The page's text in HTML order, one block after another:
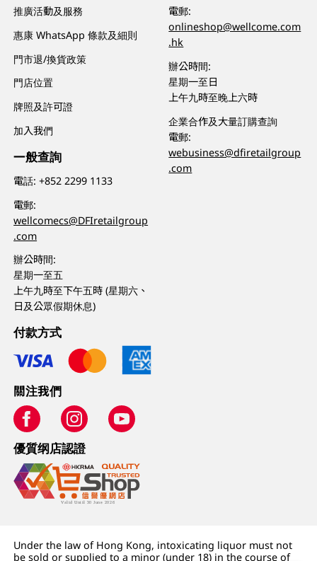
推廣活動及服務
惠康 WhatsApp 條款及細則
門市退/換貨政策
門店位置
牌照及許可證
加入我們
一般查詢
電話:+852 2299 1133
電郵:
wellcomecs@DFIretailgroup
.com
辦公時間:
星期一至五
上午九時至下午五時 (星期六、
日及公眾假期休息)
電郵:
onlineshop@wellcome.com
.hk
辦公時間:
星期一至日
上午九時至晚上六時
企業合作及大量訂購查詢
電郵:
webusiness@dfiretailgroup
.com
付款方式
關注我們
優質纲店認證
Under the law of Hong Kong, intoxicating liquor must not
be sold or supplied to a minor (under 18) in the course of